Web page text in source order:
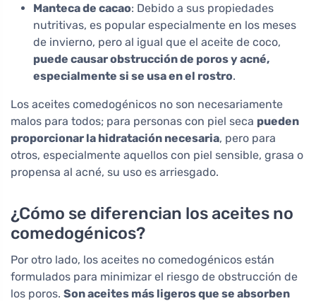
Manteca de cacao: Debido a sus propiedades
nutritivas, es popular especialmente en los meses
de invierno, pero al igual que el aceite de coco,
puede causar obstrucción de poros y acné,
especialmente si se usa en el rostro.
Los aceites comedogénicos no son necesariamente
malos para todos; para personas con piel seca pueden
proporcionar la hidratación necesaria, pero para
otros, especialmente aquellos con piel sensible, grasa o
propensa al acné, su uso es arriesgado.
¿Cómo se diferencian los aceites no
comedogénicos?
Por otro lado, los aceites no comedogénicos están
formulados para minimizar el riesgo de obstrucción de
los poros. Son aceites más ligeros que se absorben